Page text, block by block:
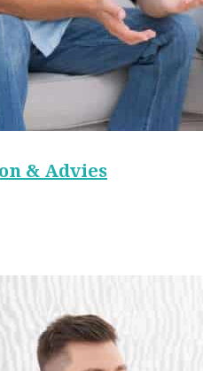
& Advies